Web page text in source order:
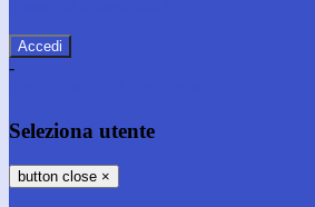
-
Seleziona utente
button close ×